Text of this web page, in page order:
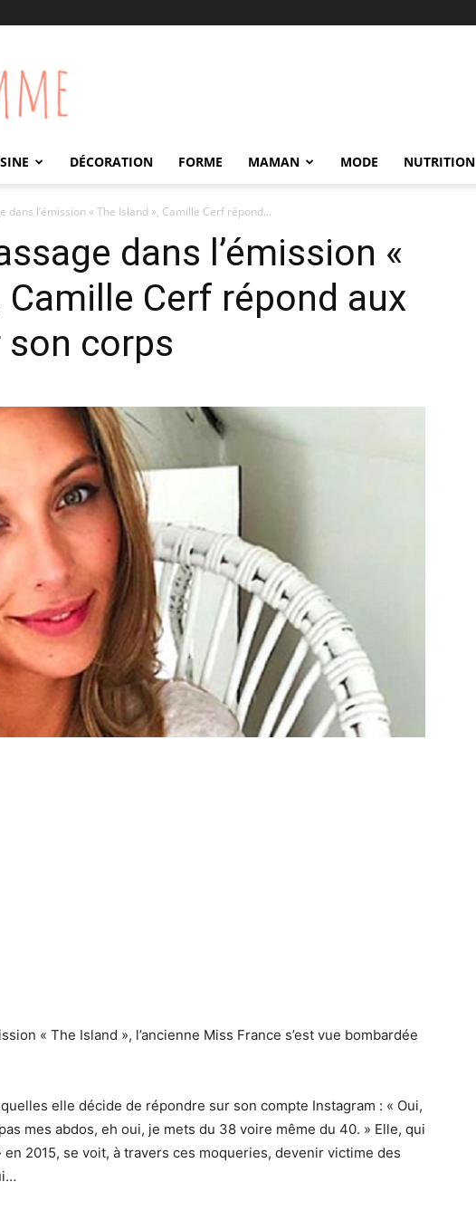
DÉCORATION FORME MAMAN MODE NUTRITION
dans l’émission « The Island », Camille Cerf répond...
dans l’émission «
Camille Cerf répond aux
corps
« The Island », l’ancienne Miss France s’est vue bombardée
elle décide de répondre sur son compte Instagram : « Oui,
mes abdos, eh oui, je mets du 38 voire même du 40. » Elle, qui
en 2015, se voit, à travers ces moqueries, devenir victime des